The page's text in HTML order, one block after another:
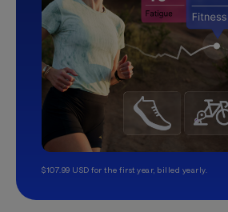
$107.99 USD for the first year, billed yearly.